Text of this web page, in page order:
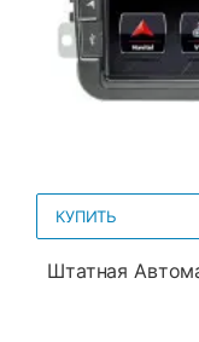
КУПИТЬ
Штатная